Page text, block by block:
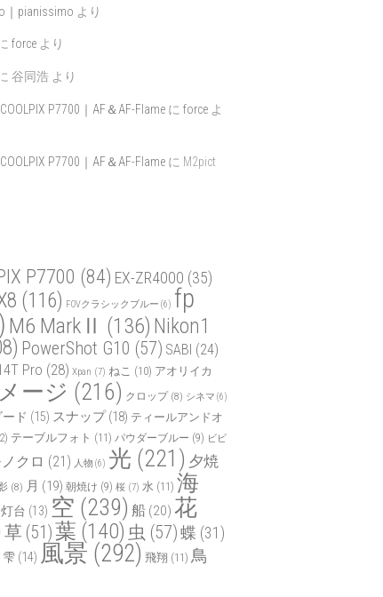
｜pianissimo より
force より
谷同浩 より
P7700｜AF＆AF-Flame に force よ
P7700｜AF＆AF-Flame に M2pict
P7700 (84) EX-ZR4000 (35)
(116) FOVクラシックブルー (6) fp
M6 MarkⅡ (136) Nikon1
PowerShot G10 (57) SABI (24)
Pro (28) Xpan (7) ねこ (10) アオリイカ
ージ (216) クロップ(8) シネマ (6)
ド (15) スナップ(18) ティールアンドオ
テーブルフォト (11) パウダーブルー (9) ビビ
クロ (21) 人物 (6) 光 (221) 夕焼
(8) 月 (19) 朝焼け (9) 桜 (7) 水 (11) 海
灯台 (13) 空 (239) 船 (20) 花
草 (51)葉 (140) 虫 (57) 蝶 (31)
雫 (14) 風景 (292) 飛翔 (11) 鳥